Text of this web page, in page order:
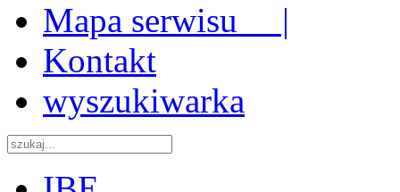
Mapa serwisu |
Kontakt
wyszukiwarka